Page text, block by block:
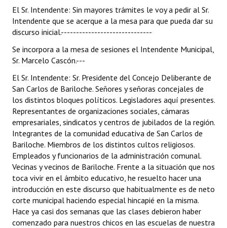
Comunicaciones
Declaraciones
Resoluciones
INSTITUCIONAL
Antiguos Pobladores
Noticias Destacadas
Registros y Distinciones
Datos Históricos
Premio al Mérito - Registro
Audiencias Públicas - Registro
El Sr. Intendente: Sin mayores trámites le voy a pedir al Sr.
Intendente que se acerque a la mesa para que pueda dar su
discurso inicial.------------------------------
Se incorpora a la mesa de sesiones el Intendente Municipal,
Sr. Marcelo Cascón.---
El Sr. Intendente: Sr. Presidente del Concejo Deliberante de
San Carlos de Bariloche. Señores y señoras concejales de
los distintos bloques políticos. Legisladores aquí presentes.
Representantes de organizaciones sociales, cámaras
empresariales, sindicatos y centros de jubilados de la región.
Integrantes de la comunidad educativa de San Carlos de
Bariloche. Miembros de los distintos cultos religiosos.
Empleados y funcionarios de la administración comunal.
Vecinas y vecinos de Bariloche. Frente a la situación que nos
toca vivir en el ámbito educativo, he resuelto hacer una
introducción en este discurso que habitualmente es de neto
corte municipal haciendo especial hincapié en la misma.
Hace ya casi dos semanas que las clases debieron haber
comenzado para nuestros chicos en las escuelas de nuestra